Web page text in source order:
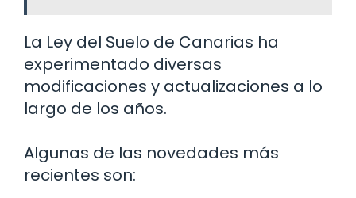
La Ley del Suelo de Canarias ha
experimentado diversas
modificaciones y actualizaciones a lo
largo de los años.
Algunas de las novedades más
recientes son: